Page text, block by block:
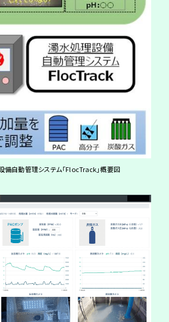
自動管理システム「FlocTrack」概要図